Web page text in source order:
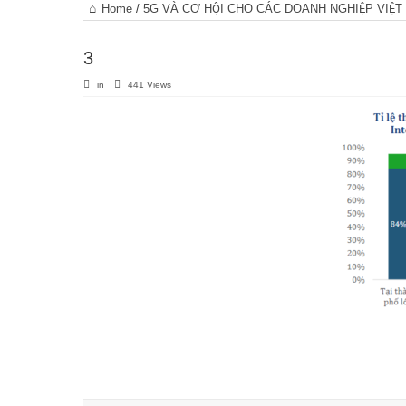
Home / 5G VÀ CƠ HỘI CHO CÁC DOANH NGHIỆP VIỆT
3
in 441 Views